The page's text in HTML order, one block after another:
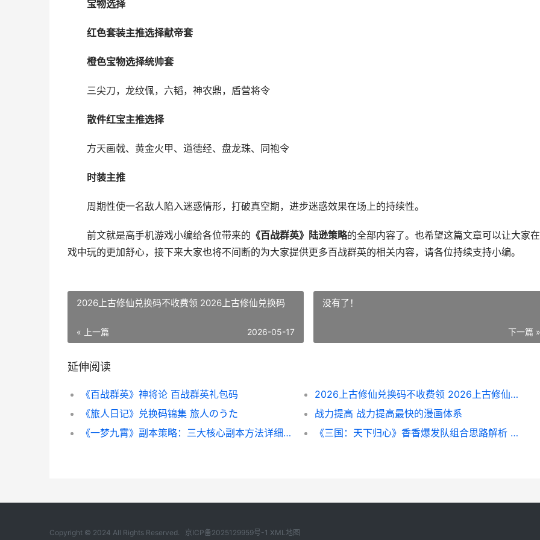
宝物选择
红色套装主推选择献帝套
橙色宝物选择统帅套
三尖刀，龙纹佩，六韬，神农鼎，盾营将令
散件红宝主推选择
方天画戟、黄金火甲、道德经、盘龙珠、同袍令
时装主推
周期性使一名敌人陷入迷惑情形，打破真空期，进步迷惑效果在场上的持续性。
前文就是高手机游戏小编给各位带来的 《百战群英》陆逊策略的全部内容了。也希望这篇文章可以让大家
戏中玩的更加舒心，接下来大家也将不间断的为大家提供更多百战群英的相关内容，请各位持续支持小编。
2026上古修仙兑换码不收费领 2026上古修仙兑换码
« 上一篇 2026-05-17
没有了！
下一篇 »
延伸阅读
《百战群英》神将论 百战群英礼包码
2026上古修仙兑换码不收费领 2026上古修仙兑换码
《旅人日记》兑换码锦集 旅人のうた
战力提高 战力提高最快的漫画体系
《一梦九霄》副本策略：三大核心副本方法详细解答 一梦九州
《三国：天下归心》香香爆发队组合思路解析 三国天下归心
Copyright © 2024 All Rights Reserved. 京ICP备2025129959号-1 XML地图